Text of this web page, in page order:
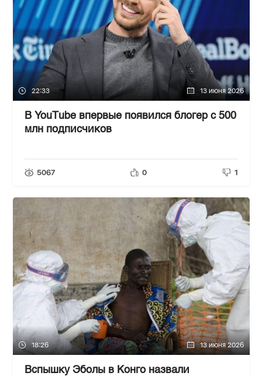
22:33 13 июня 2026
В YouТube впервые появился блогер с 500
млн подписчиков
5067 0 1
18:26 13 июня 2026
Вспышку Эболы в Конго назвали